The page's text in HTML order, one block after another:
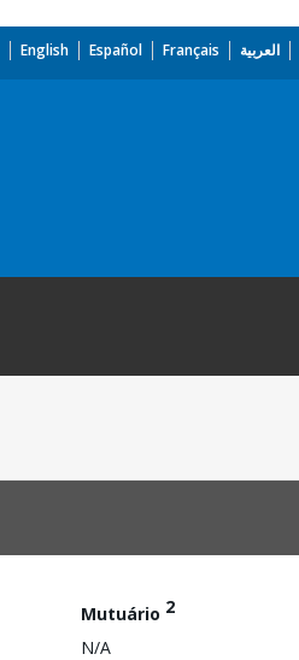
English Español Français العربية
Mutuário 2
N/A